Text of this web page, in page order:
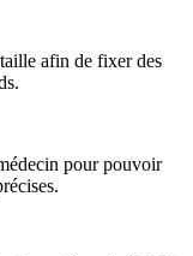
afin de fixer des
pour pouvoir